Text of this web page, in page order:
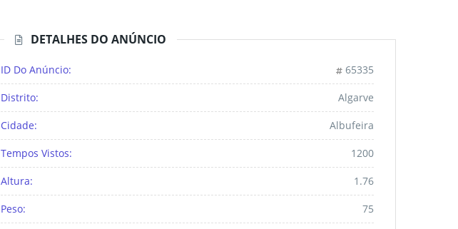
DETALHES DO ANÚNCIO
ID Do Anúncio: 65335
Distrito: Algarve
Cidade: Albufeira
Tempos Vistos: 1200
Altura: 1.76
Peso: 75